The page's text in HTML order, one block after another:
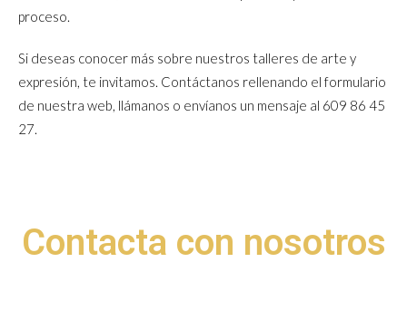
proceso.
Si deseas conocer más sobre nuestros talleres de arte y
expresión, te invitamos. Contáctanos rellenando el formulario
de nuestra web, llámanos o envíanos un mensaje al 609 86 45
27.
Contacta con nosotros